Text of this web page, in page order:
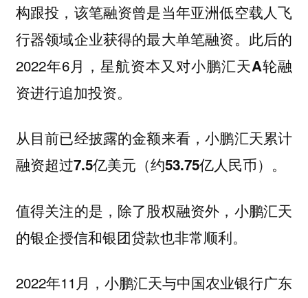
构跟投，该笔融资曾是当年亚洲低空载人飞
行器领域企业获得的最大单笔融资。此后的
2022年6月， 星航资本又对小鹏汇天A轮融
资进行追加投资。
从目前已经披露的金额来看，小鹏汇天累计
融资超过7.5亿美元（约53.75亿人民币）。
值得关注的是，除了股权融资外，小鹏汇天
的银企授信和银团贷款也非常顺利。
2022年11月，小鹏汇天与中国农业银行广东